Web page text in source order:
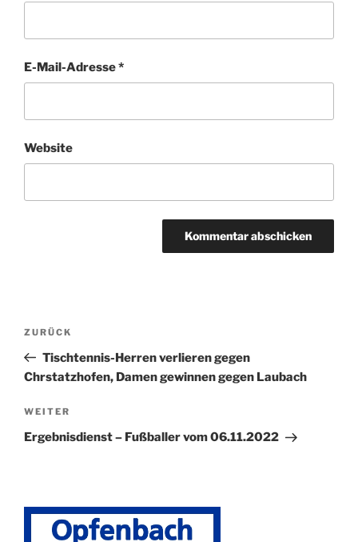
E-Mail-Adresse*
Website
Beitragsnavigation
Vorheriger
Beitrag
ZURÜCK
Tischtennis-Herren verlieren gegen
Chrstatzhofen, Damen gewinnen gegen Laubach
Nächster
Beitrag
WEITER
Ergebnisdienst – Fußballer vom 06.11.2022